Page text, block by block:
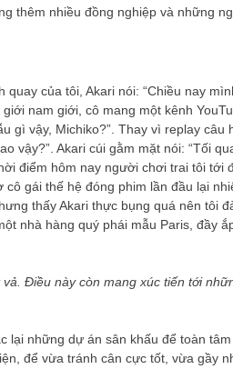
thêm nhiều đồng nghiệp và những
của tôi, Akari nói: “Chiều nay
nam giới, cô mang một kênh
gì vậy, Michiko?”. Thay vì replay câu
vậy?”. Akari cúi gằm mặt nói: “Tối
điểm hôm nay người chơi trai tôi tới
cô gái thế hệ đóng phim lần đầu lại
thấy Akari thực bụng quá nên tôi
nhà hàng quý phái mẫu Paris, đầy
Điều này còn mang xúc tiến tới
lại những dự án sân khấu để toàn
để vừa tránh cân cực tốt, vừa gầy